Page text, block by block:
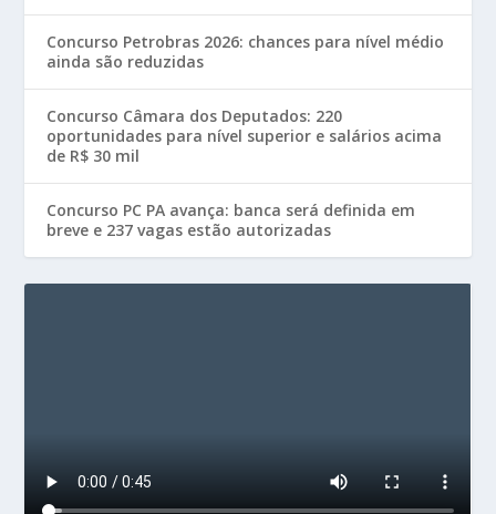
Concurso Petrobras 2026: chances para nível médio
ainda são reduzidas
Concurso Câmara dos Deputados: 220
oportunidades para nível superior e salários acima
de R$ 30 mil
Concurso PC PA avança: banca será definida em
breve e 237 vagas estão autorizadas